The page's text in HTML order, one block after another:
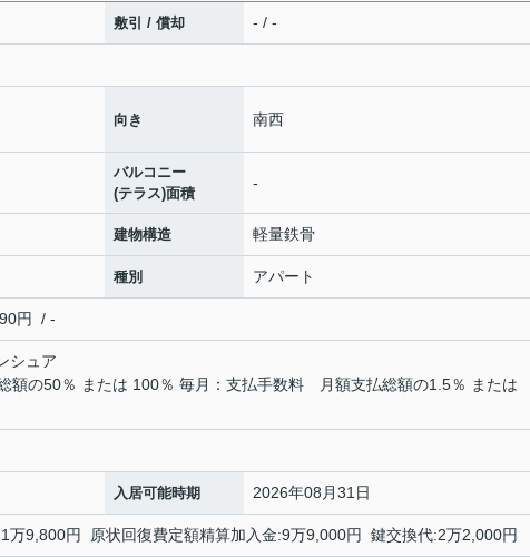
敷引 / 償却 - / -
向き 南西
バルコニー
(テラス)面積
-
建物構造 軽量鉄骨
種別 アパート
円 / -
シュア
額の50％ または 100％ 毎月：支払手数料 月額支払総額の1.5％ または
入居可能時期 2026年08月31日
万9,800円 原状回復費定額精算加入金:9万9,000円 鍵交換代:2万2,000円